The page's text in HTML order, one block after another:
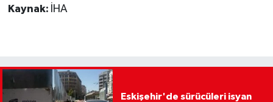
Kaynak: İHA
Eskişehir'de sürücüleri isyan